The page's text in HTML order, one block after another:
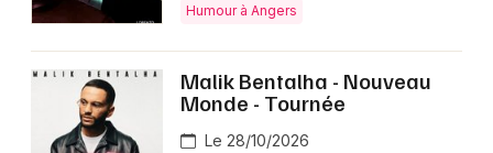
Humour à Angers
Malik Bentalha - Nouveau
Monde - Tournée
Le 28/10/2026